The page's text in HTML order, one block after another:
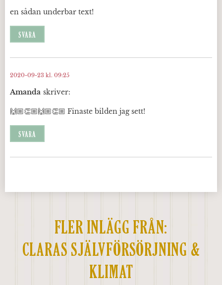
en sådan underbar text!
SVARA
Amanda skriver:
2020-09-23 kl. 09:25
🙌🏼👏🏼🙌🏼👏🏼 Finaste bilden jag sett!
SVARA
FLER INLÄGG FRÅN:
CLARAS SJÄLVFÖRSÖRJNING &
KLIMAT